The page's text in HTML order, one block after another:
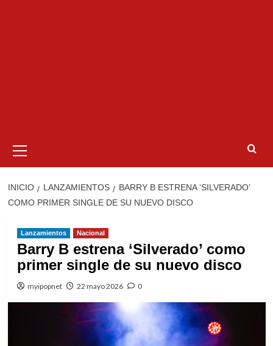
primario
INICIO LANZAMIENTOS
BARRY B ESTRENA ‘SILVERADO’
COMO PRIMER SINGLE DE SU NUEVO DISCO
Lanzamientos Nacional
Barry B estrena ‘Silverado’ como
primer single de su nuevo disco
myipopnet 22 mayo 2026 0